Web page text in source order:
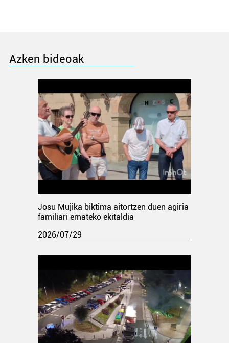
Azken bideoak
Josu Mujika biktima aitortzen duen agiria
familiari emateko ekitaldia
2026/07/29